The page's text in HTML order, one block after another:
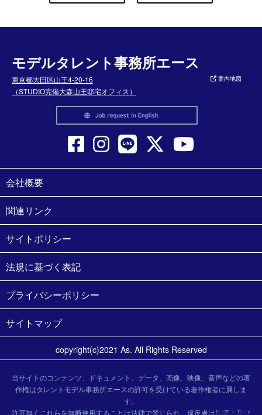
モデルタレント事務所エース
東京都大田区山王4-20-16
（STUDIO完備大森山王邸宅オフィス）
案内地図
会社概要
関連リンク
サイトポリシー
法規に基づく表記
プライバシーポリシー
サイトマップ
copyright(c)2021 As. All Rights Reserved
当サイトのコンテンツ、ドキュメント、データ、画像、映像、音声などの著
作権はタレントモデル事務所エースの許可を受けている著作権者に属しま
す。
許可無くこれらを無断使用することは法律で禁じられ、違反者は民事上及び